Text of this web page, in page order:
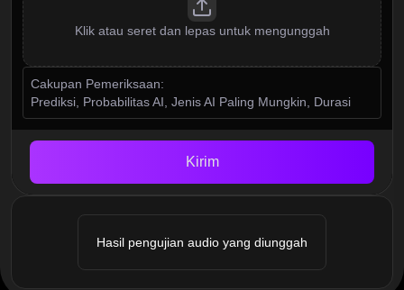
Klik atau seret dan lepas untuk mengunggah
Cakupan Pemeriksaan:
Prediksi, Probabilitas AI, Jenis AI Paling Mungkin, Durasi
Kirim
Hasil pengujian audio yang diunggah